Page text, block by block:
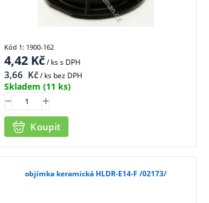
4,42 Kč/ kss DPH
3,66 Kč/ ks bez DPH
Skladem (11 ks)
Koupit
Kód 1: 1900-162
objímka keramická HLDR-E14-F /02173/